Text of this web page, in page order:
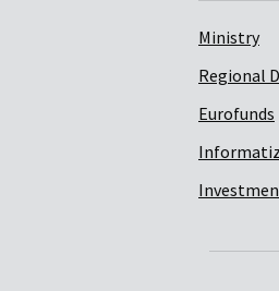
Ministry
Regional
Eurofunds